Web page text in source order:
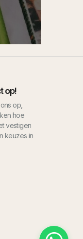
op!
op,
hoe
vestigen
keuzes in